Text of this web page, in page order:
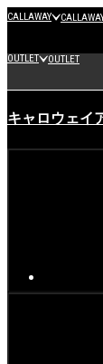
CALLAWAY
OUTLET OUTLET
キャロウェイ